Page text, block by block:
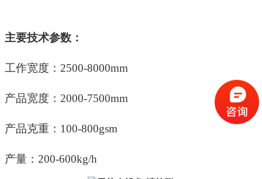
主要技术参数：
工作宽度： 2500-8000mm
产品宽度： 2000-7500mm
产品克重： 100-800gsm
产量： 200-600kg/h